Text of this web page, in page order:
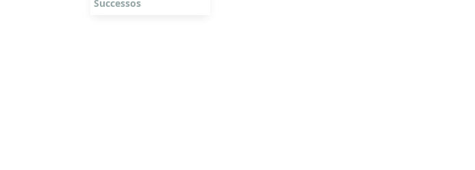
Successos